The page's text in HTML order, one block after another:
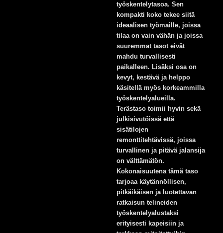
työskentelytasoa. Sen
kompakti koko tekee siitä
ideaalisen työmaille, joissa
tilaa on vain vähän ja joissa
suuremmat tasot eivät
mahdu turvallisesti
paikalleen. Lisäksi osa on
kevyt, kestävä ja helppo
käsitellä myös korkeammilla
työskentelyalueilla.
Terästaso toimii hyvin sekä
julkisivutöissä että
sisätilojen
remonttitehtävissä, joissa
turvallinen ja pitävä jalansija
on välttämätön.
Kokonaisuutena tämä taso
tarjoaa käytännöllisen,
pitkäikäisen ja luotettavan
ratkaisun telineiden
työskentelyalustaksi
erityisesti kapeisiin ja